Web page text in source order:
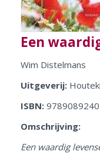
Een
Wim Distelmans
Uitgeverij:
ISBN:
Omschrijving:
Een waardig